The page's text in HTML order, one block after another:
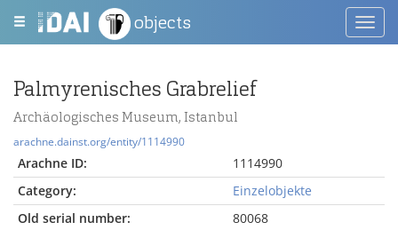
objects
Palmyrenisches Grabrelief
Archäologisches Museum, Istanbul
arachne.dainst.org/entity/1114990
Arachne ID:
1114990
Category:
Einzelobjekte
Old serial number:
80068